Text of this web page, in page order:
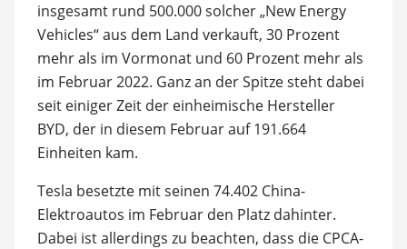
insgesamt rund 500.000 solcher „New Energy
Vehicles“ aus dem Land verkauft, 30 Prozent
mehr als im Vormonat und 60 Prozent mehr als
im Februar 2022. Ganz an der Spitze steht dabei
seit einiger Zeit der einheimische Hersteller
BYD, der in diesem Februar auf 191.664
Einheiten kam.
Tesla besetzte mit seinen 74.402 China-
Elektroautos im Februar den Platz dahinter.
Dabei ist allerdings zu beachten, dass die CPCA-